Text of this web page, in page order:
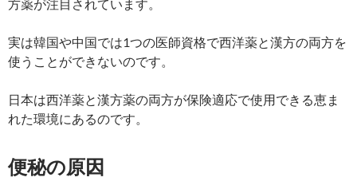
方薬が注目されています。
実は韓国や中国では1つの医師資格で西洋薬と漢方の両方を
使うことができないのです。
日本は西洋薬と漢方薬の両方が保険適応で使用できる恵ま
れた環境にあるのです。
便秘の原因